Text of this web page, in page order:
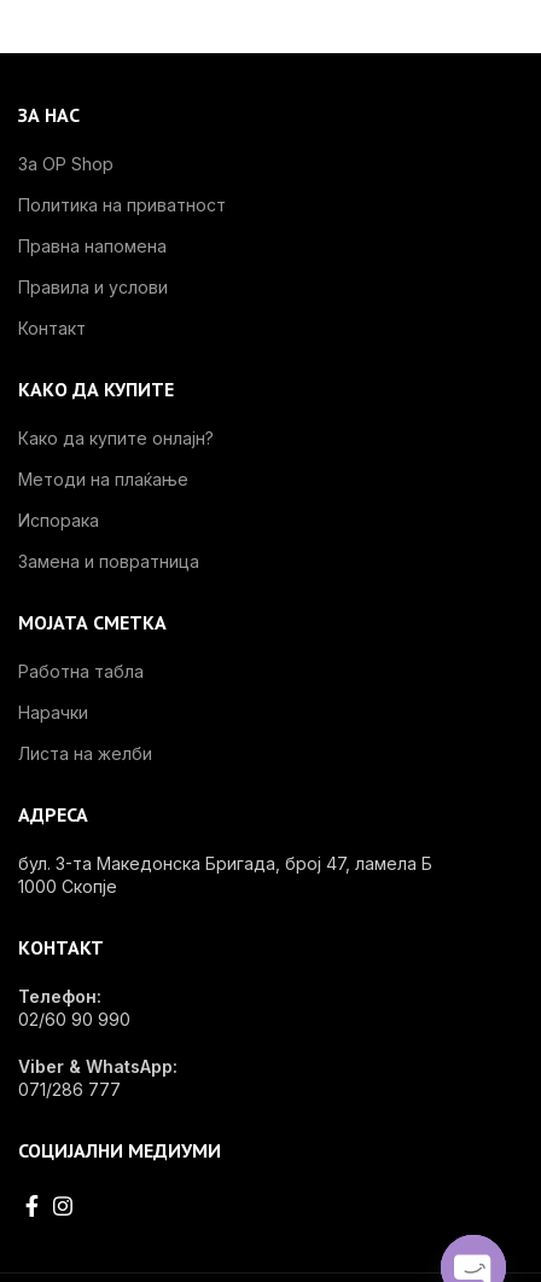
ЗА НАС
За OP Shop
Политика на приватност
Правна напомена
Правила и услови
Контакт
КАКО ДА КУПИТЕ
Како да купите онлајн?
Методи на плаќање
Испорака
Замена и повратница
МОЈАТА СМЕТКА
Работна табла
Нарачки
Листа на желби
АДРЕСА
бул. 3-та Македонска Бригада, број 47, ламела Б
1000 Скопје
КОНТАКТ
Телефон:
02/60 90 990
Viber & WhatsApp:
071/286 777
СОЦИЈАЛНИ МЕДИУМИ